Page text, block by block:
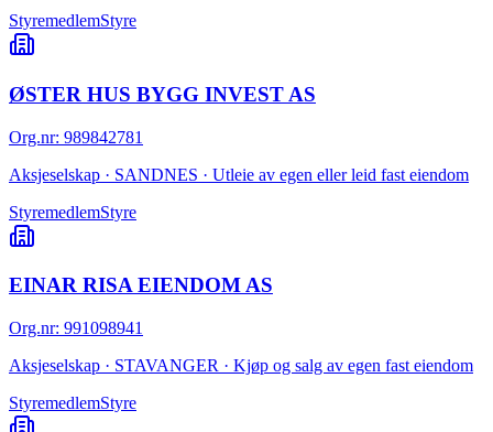
StyremedlemStyre
ØSTER HUS BYGG INVEST AS
Org.nr: 989842781
Aksjeselskap · SANDNES · Utleie av egen eller leid fast eiendom
StyremedlemStyre
EINAR RISA EIENDOM AS
Org.nr: 991098941
Aksjeselskap · STAVANGER · Kjøp og salg av egen fast eiendom
StyremedlemStyre